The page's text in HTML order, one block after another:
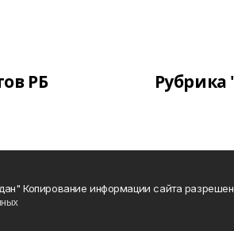
РБ
Копирование информации сайта